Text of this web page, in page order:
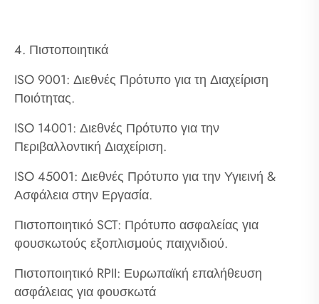
4. Πιστοποιητικά
ISO 9001: Διεθνές Πρότυπο για τη Διαχείριση
Ποιότητας.
ISO 14001: Διεθνές Πρότυπο για την
Περιβαλλοντική Διαχείριση.
ISO 45001: Διεθνές Πρότυπο για την Υγιεινή &
Ασφάλεια στην Εργασία.
Πιστοποιητικό SCT: Πρότυπο ασφαλείας για
φουσκωτούς εξοπλισμούς παιχνιδιού.
Πιστοποιητικό RPII: Ευρωπαϊκή επαλήθευση
ασφάλειας για φουσκωτά